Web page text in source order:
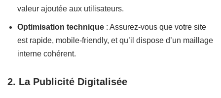
valeur ajoutée aux utilisateurs.
Optimisation technique : Assurez-vous que votre site
est rapide, mobile-friendly, et qu’il dispose d’un maillage
interne cohérent.
2. La Publicité Digitalisée